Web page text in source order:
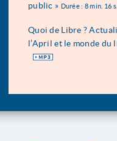
public » Durée : 8 min. 16 s.
Quoi de Libre ?
l’April et le monde du
MP3